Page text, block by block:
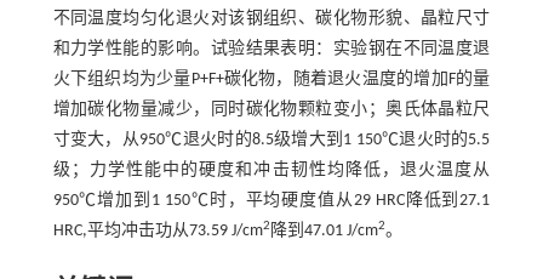
不同温度均匀化退火对该钢组织、碳化物形貌、晶粒尺寸
和力学性能的影响。试验结果表明：实验钢在不同温度退
火下组织均为少量P+F+碳化物，随着退火温度的增加F的量
增加碳化物量减少，同时碳化物颗粒变小；奥氏体晶粒尺
寸变大，从950℃退火时的8.5级增大到1 150℃退火时的5.5
级；力学性能中的硬度和冲击韧性均降低，退火温度从
950℃增加到1 150℃时，平均硬度值从29 HRC降低到27.1
HRC,平均冲击功从73.59 J/cm2 降到47.01 J/cm2。